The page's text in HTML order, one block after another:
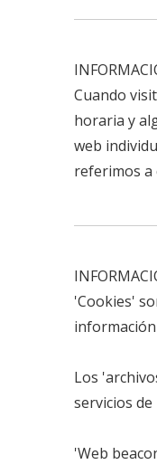
Cuando
horaria y
web
referimos a
'Cookies'
Los
servicios
'Web